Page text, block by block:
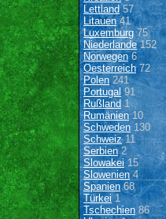
Lettland57
Litauen41
Luxemburg 75
Niederlande152
Norwegen6
Oesterreich72
Polen 241
Portugal91
Rußland 1
Rumänien10
Schweden 130
Schweiz11
Serbien2
Slowakei15
Slowenien4
Spanien68
Türkei1
Tschechien 86